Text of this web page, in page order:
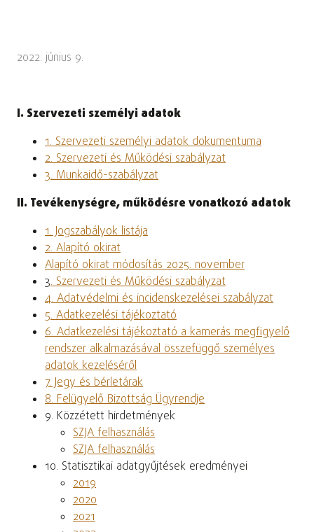
2022. június 9.
I. Szervezeti személyi adatok
1. Szervezeti személyi adatok dokumentuma
2. Szervezeti és Működési szabályzat
3. Munkaidő-szabályzat
II. Tevékenységre, működésre vonatkozó adatok
1. Jogszabályok listája
2. Alapító okirat
Alapító okirat módosítás 2025. november
3. Szervezeti és Működési szabályzat
4. Adatvédelmi és incidenskezelései szabályzat
5. Adatkezelési tájékoztató
6. Adatkezelési tájékoztató a kamerás megfigyelő
rendszer alkalmazásával összefüggő személyes
adatok kezeléséről
7. Jegy és bérletárak
8. Felügyelő Bizottság Ügyrendje
9. Közzétett hirdetmények
SZJA felhasználás
SZJA felhasználás
10. Statisztikai adatgyűjtések eredményei
2019
2020
2021